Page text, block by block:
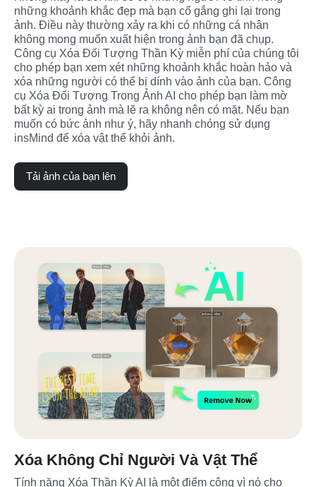
những khoảnh khắc đẹp mà bạn cố gắng ghi lại trong
ảnh. Điều này thường xảy ra khi có những cá nhân
không mong muốn xuất hiện trong ảnh bạn đã chụp.
Công cụ Xóa Đối Tượng Thần Kỳ miễn phí của chúng tôi
cho phép bạn xem xét những khoảnh khắc hoàn hảo và
xóa những người có thể bị dính vào ảnh của bạn. Công
cụ Xóa Đối Tượng Trong Ảnh AI cho phép bạn làm mờ
bất kỳ ai trong ảnh mà lẽ ra không nên có mặt. Nếu bạn
muốn có bức ảnh như ý, hãy nhanh chóng sử dụng
insMind để xóa vật thể khỏi ảnh.
Tải ảnh của bạn lên
Xóa Không Chỉ Người Và Vật Thể
Tính năng Xóa Thần Kỳ AI là một điểm cộng vì nó cho